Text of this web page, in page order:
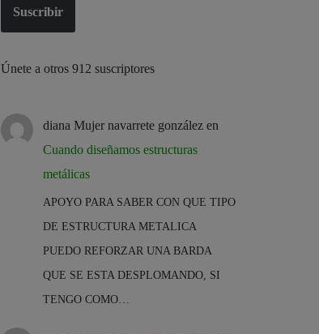
Suscribir
Únete a otros 912 suscriptores
diana Mujer navarrete gonzález en
Cuando diseñamos estructuras
metálicas
APOYO PARA SABER CON QUE TIPO
DE ESTRUCTURA METALICA
PUEDO REFORZAR UNA BARDA
QUE SE ESTA DESPLOMANDO, SI
TENGO COMO…